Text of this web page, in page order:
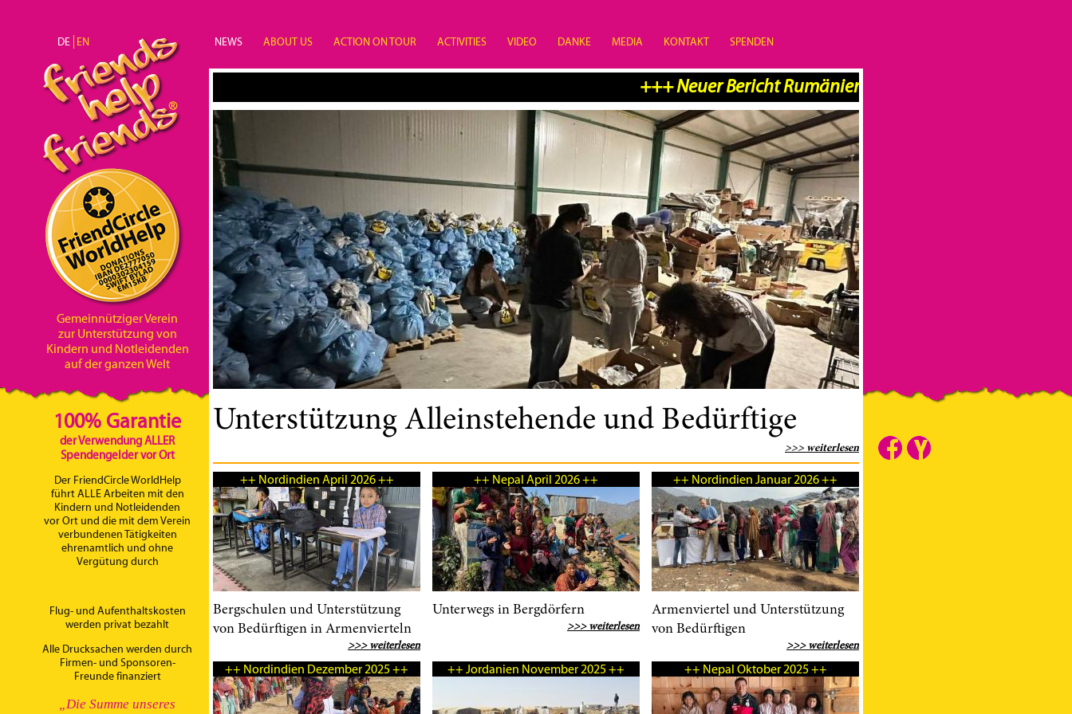
Gemeinnütziger Verein
zur Unterstützung von
Kindern und Notleidenden
auf der ganzen Welt
100% Garantie
der Verwendung ALLER
Spendengelder vor Ort
Der FriendCircle WorldHelp
führt ALLE Arbeiten mit den
Kindern und Notleidenden
vor Ort und die mit dem Verein
verbundenen Tätigkeiten
ehrenamtlich und ohne
Vergütung durch
Flug- und Aufenthaltskosten
werden privat bezahlt
Alle Drucksachen werden durch
Firmen- und Sponsoren-
Freunde finanziert
„Die Summe unseres
DE EN NEWS ABOUT US ACTION ON TOUR ACTIVITIES VIDEO DANKE MEDIA KONTAKT SPENDEN
+++ Neuer Bericht Rumänien online +++
Unterstützung
Unterstützung Alleinstehende und Bedürftige
>>> weiterlesen
++ Nordindien April 2026 ++
Bergschulen und Unterstützung
von Bedürftigen in Armenvierteln
>>> weiterlesen
++ Nepal April 2026 ++
Unterwegs in Bergdörfern
>>> weiterlesen
++ Nordindien Januar 2026 ++
Armenviertel und Unterstützung
von Bedürftigen
>>> weiterlesen
++ Nordindien Dezember 2025 ++
++ Jordanien November 2025 ++ ++ Nepal Oktober 2025 ++